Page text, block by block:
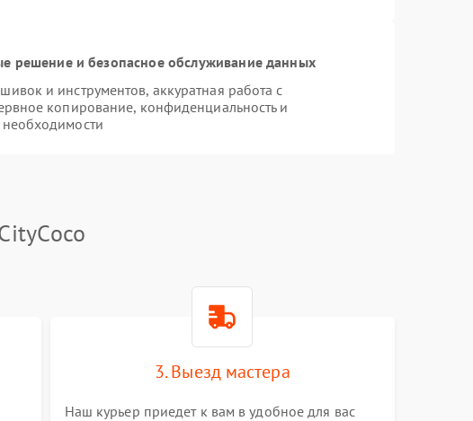
решение и безопасное обслуживание данных
и инструментов, аккуратная работа с
копирование, конфиденциальность и
3. Выезд мастера
Наш курьер приедет к вам в удобное для вас